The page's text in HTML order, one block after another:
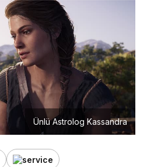
Ünlü Astrolog Kassandra